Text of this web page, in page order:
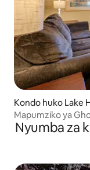
Kondo huko Lake
Mapumziko ya
Nyumba za